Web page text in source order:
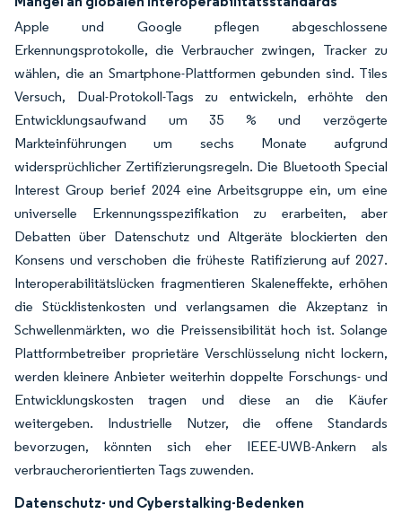
Apple und Google pflegen abgeschlossene
Erkennungsprotokolle, die Verbraucher zwingen, Tracker zu
wählen, die an Smartphone-Plattformen gebunden sind. Tiles
Versuch, Dual-Protokoll-Tags zu entwickeln, erhöhte den
Entwicklungsaufwand um 35 % und verzögerte
Markteinführungen um sechs Monate aufgrund
widersprüchlicher Zertifizierungsregeln. Die Bluetooth Special
Interest Group berief 2024 eine Arbeitsgruppe ein, um eine
universelle Erkennungsspezifikation zu erarbeiten, aber
Debatten über Datenschutz und Altgeräte blockierten den
Konsens und verschoben die früheste Ratifizierung auf 2027.
Interoperabilitätslücken fragmentieren Skaleneffekte, erhöhen
die Stücklistenkosten und verlangsamen die Akzeptanz in
Schwellenmärkten, wo die Preissensibilität hoch ist. Solange
Plattformbetreiber proprietäre Verschlüsselung nicht lockern,
werden kleinere Anbieter weiterhin doppelte Forschungs- und
Entwicklungskosten tragen und diese an die Käufer
weitergeben. Industrielle Nutzer, die offene Standards
bevorzugen, könnten sich eher IEEE-UWB-Ankern als
verbraucherorientierten Tags zuwenden.
Datenschutz- und Cyberstalking-Bedenken